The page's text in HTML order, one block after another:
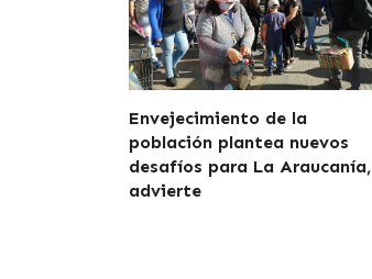
Envejecimiento de la
población plantea nuevos
desafíos para La Araucanía,
advierte